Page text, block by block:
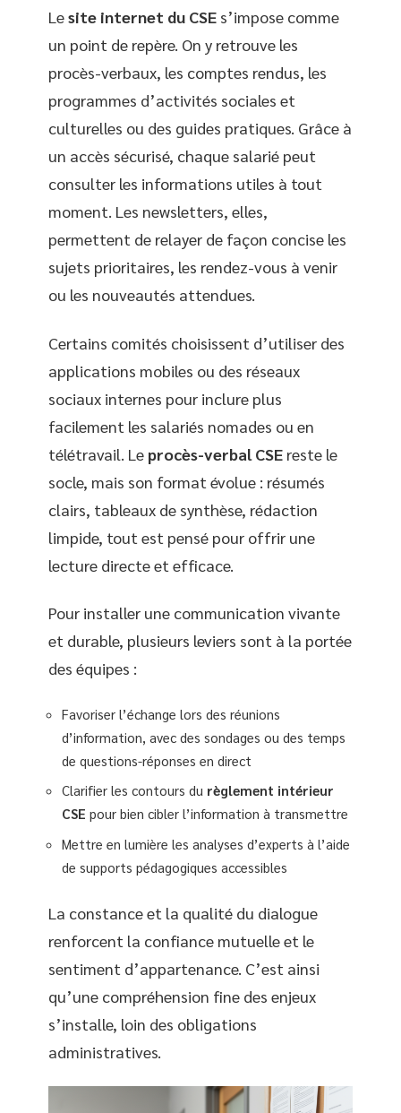
Lesite internet du CSE s’impose comme
un point de repère. On y retrouve les
procès-verbaux, les comptes rendus, les
programmes d’activités sociales et
culturelles ou des guides pratiques. Grâce à
un accès sécurisé, chaque salarié peut
consulter les informations utiles à tout
moment. Les newsletters, elles,
permettent de relayer de façon concise les
sujets prioritaires, les rendez-vous à venir
ou les nouveautés attendues.
Certains comités choisissent d’utiliser des
applications mobiles ou des réseaux
sociaux internes pour inclure plus
facilement les salariés nomades ou en
télétravail. Le procès-verbal CSE reste le
socle, mais son format évolue : résumés
clairs, tableaux de synthèse, rédaction
limpide, tout est pensé pour offrir une
lecture directe et efficace.
Pour installer une communication vivante
et durable, plusieurs leviers sont à la portée
des équipes :
Favoriser l’échange lors des réunions
d’information, avec des sondages ou des temps
de questions-réponses en direct
Clarifier les contours du règlement intérieur
CSE pour bien cibler l’information à transmettre
Mettre en lumière les analyses d’experts à l’aide
de supports pédagogiques accessibles
La constance et la qualité du dialogue
renforcent la confiance mutuelle et le
sentiment d’appartenance. C’est ainsi
qu’une compréhension fine des enjeux
s’installe, loin des obligations
administratives.